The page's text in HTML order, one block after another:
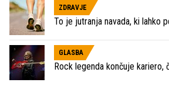
ZDRAVJE
To je jutranja navada, ki lahko
GLASBA
Rock legenda končuje kariero,